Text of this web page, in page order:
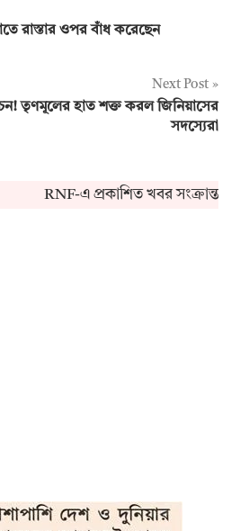
রাস্তার ওপর বাঁধ করেছেন
Next Post
তৃণমূলের হাত শক্ত করল জিনিয়াসের
সদস্যেরা
RNF-এ প্রকাশিত খবর সংক্রান্ত